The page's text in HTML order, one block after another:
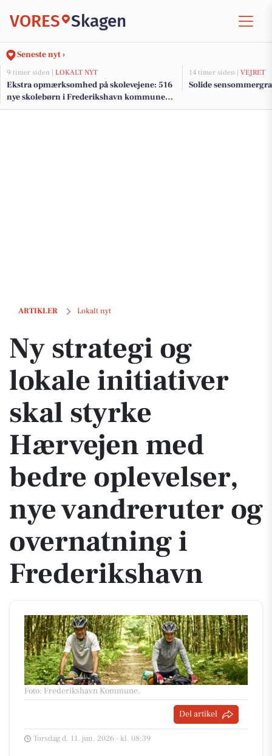
VORES Skagen
Seneste nyt ›
9 timer siden | LOKALT NYT
Ekstra opmærksomhed på skolevejene: 516
nye skolebørn i Frederikshavn kommune
efter sommerferien
14 timer siden | VEJRET
Solide
ARTIKLER Lokalt nyt
Ny strategi og lokale initiativer skal styrke Hærvejen med bedre
Ny strategi og
lokale initiativer
skal styrke
Hærvejen med
bedre oplevelser,
nye vandreruter og
overnatning i
Frederikshavn
Foto: Frederikshavn Kommune.
Del artikel
Torsdag d. 11. jun. 2026 - kl. 08:39